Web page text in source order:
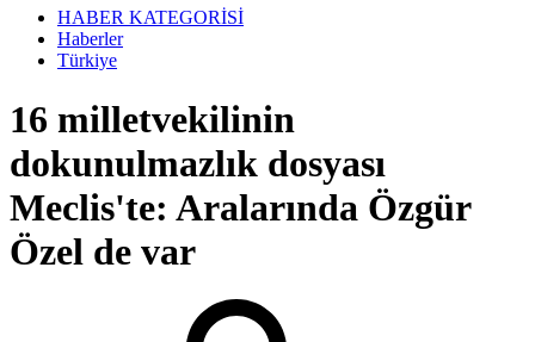
HABER KATEGORİSİ
Haberler
Türkiye
16 milletvekilinin
dokunulmazlık dosyası
Meclis'te: Aralarında Özgür
Özel de var